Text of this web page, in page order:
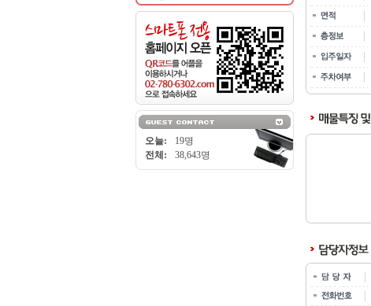
오늘:
19명
전체:
38,643명